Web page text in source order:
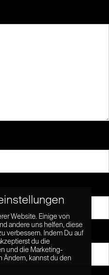
Website. Einige von
andere uns helfen, diese
verbessern. Indem Du auf
du die
und die Marketing-
Ändern, kannst du den